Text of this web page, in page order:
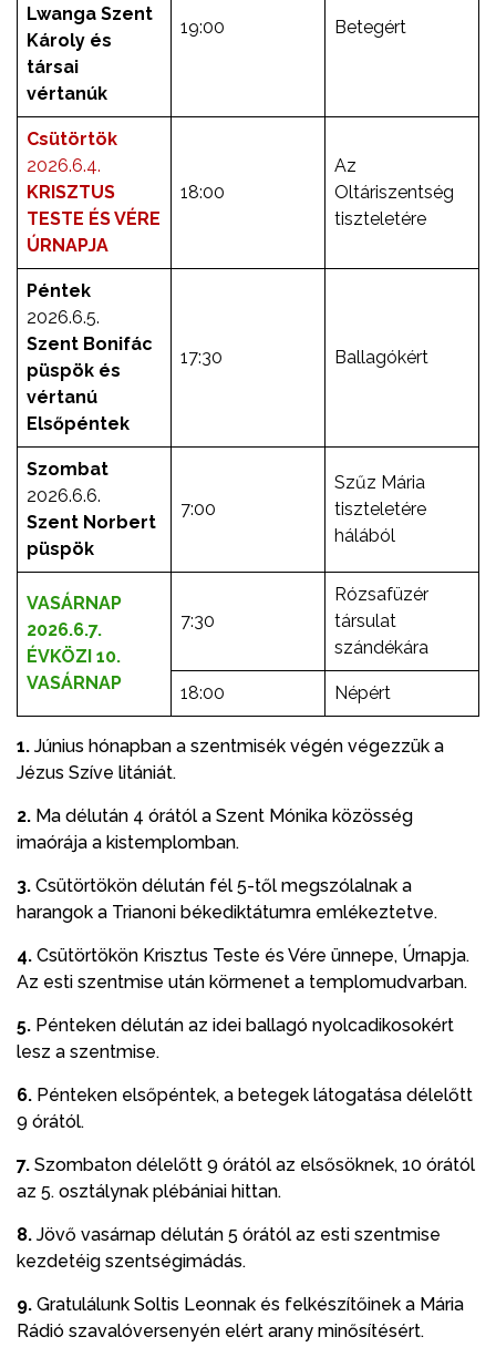
Lwanga Szent
Károly és
társai
vértanúk
19:00 Betegért
Csütörtök
2026.6.4.
KRISZTUS
TESTE ÉS VÉRE
ÚRNAPJA
18:00
Az
Oltáriszentség
tiszteletére
Péntek
2026.6.5.
Szent Bonifác
püspök és
vértanú
Elsőpéntek
17:30 Ballagókért
Szombat
2026.6.6.
Szent Norbert
püspök
7:00
Szűz Mária
tiszteletére
hálából
VASÁRNAP
2026.6.7.
ÉVKÖZI 10.
VASÁRNAP
7:30
Rózsafüzér
társulat
szándékára
18:00 Népért
1. Június hónapban a szentmisék végén végezzük a
Jézus Szíve litániát.
2. Ma délután 4 órától a Szent Mónika közösség
imaórája a kistemplomban.
3. Csütörtökön délután fél 5-től megszólalnak a
harangok a Trianoni békediktátumra emlékeztetve.
4. Csütörtökön Krisztus Teste és Vére ünnepe, Úrnapja.
Az esti szentmise után körmenet a templomudvarban.
5. Pénteken délután az idei ballagó nyolcadikosokért
lesz a szentmise.
6. Pénteken elsőpéntek, a betegek látogatása délelőtt
9 órától.
7. Szombaton délelőtt 9 órától az elsősöknek, 10 órától
az 5. osztálynak plébániai hittan.
8. Jövő vasárnap délután 5 órától az esti szentmise
kezdetéig szentségimádás.
9. Gratulálunk Soltis Leonnak és felkészítőinek a Mária
Rádió szavalóversenyén elért arany minősítésért.